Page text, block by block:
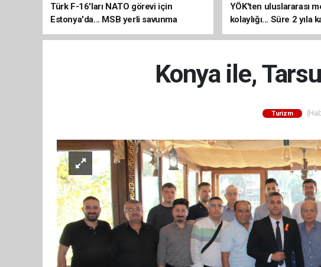
Türk F-16'ları NATO görevi için
Estonya'da... MSB yerli savunma
sistemleriyle güçleniyor
YÖK'ten uluslararası
kolaylığı... Süre 2 yıla
uzatılabilecek
Konya ile,
Turizm